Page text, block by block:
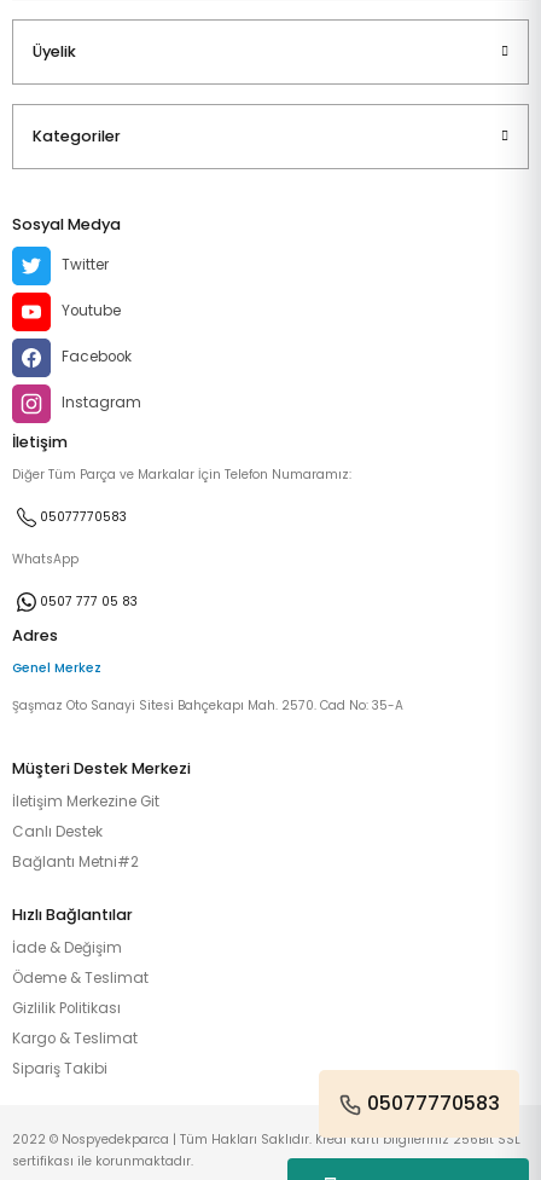
Üyelik
Kategoriler
Sosyal Medya
Twitter
Youtube
Facebook
Instagram
İletişim
Diğer Tüm Parça ve Markalar İçin Telefon Numaramız:
05077770583
WhatsApp
0507 777 05 83
Adres
Genel Merkez
Şaşmaz Oto Sanayi Sitesi Bahçekapı Mah. 2570. Cad No: 35-A
Müşteri Destek Merkezi
İletişim Merkezine Git
Canlı Destek
Bağlantı Metni#2
Hızlı Bağlantılar
İade & Değişim
Ödeme & Teslimat
Gizlilik Politikası
Kargo & Teslimat
Sipariş Takibi
05077770583
2022 © Nospyedekparca | Tüm Hakları Saklıdır. Kredi kartı bilgileriniz 256Bit SSL
sertifikası ile korunmaktadır.